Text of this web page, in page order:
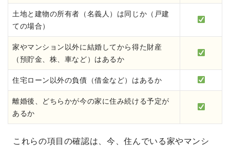
土地と建物の所有者（名義人）は同じか（戸建
ての場合）
家やマンション以外に結婚してから得た財産
（預貯金、株、車など）はあるか
住宅ローン以外の負債（借金など）はあるか
離婚後、どちらかが今の家に住み続ける予定が
あるか
これらの項目の確認は、今、住んでいる家やマンシ